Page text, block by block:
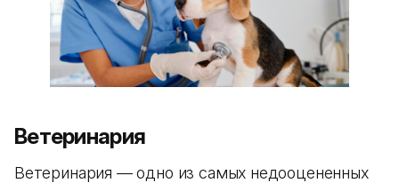
Ветеринария
Ветеринария — одно из самых недооцененных